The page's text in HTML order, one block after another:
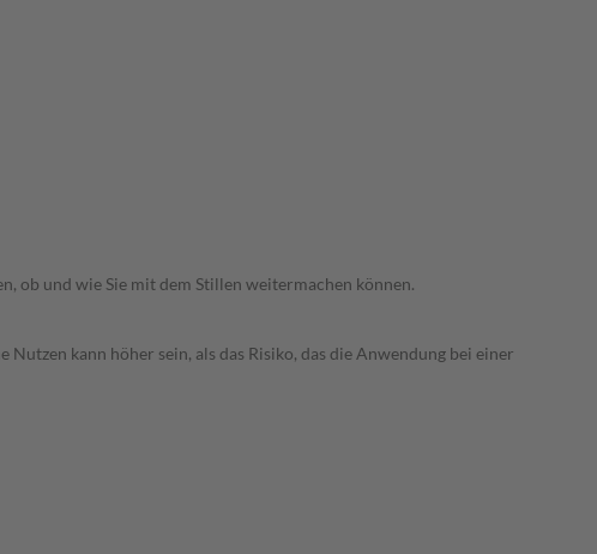
ob und wie Sie mit dem Stillen weitermachen können.
kann höher sein, als das Risiko, das die Anwendung bei einer